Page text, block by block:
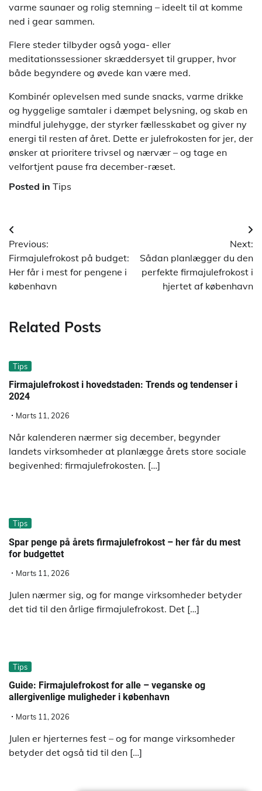
varme saunaer og rolig stemning – ideelt til at komme
ned i gear sammen.
Flere steder tilbyder også yoga- eller
meditationssessioner skræddersyet til grupper, hvor
både begyndere og øvede kan være med.
Kombinér oplevelsen med sunde snacks, varme drikke
og hyggelige samtaler i dæmpet belysning, og skab en
mindful julehygge, der styrker fællesskabet og giver ny
energi til resten af året. Dette er julefrokosten for jer, der
ønsker at prioritere trivsel og nærvær – og tage en
velfortjent pause fra december-ræset.
Posted in Tips
Indlægsnavigation
Previous:
Firmajulefrokost på budget:
Her får i mest for pengene i
københavn
Next:
Sådan planlægger du den
perfekte firmajulefrokost i
hjertet af københavn
Related Posts
Tips
Firmajulefrokost i hovedstaden: Trends og tendenser i
2024
Marts 11, 2026
Når kalenderen nærmer sig december, begynder
landets virksomheder at planlægge årets store sociale
begivenhed: firmajulefrokosten. […]
Tips
Spar penge på årets firmajulefrokost – her får du mest
for budgettet
Marts 11, 2026
Julen nærmer sig, og for mange virksomheder betyder
det tid til den årlige firmajulefrokost. Det […]
Tips
Guide: Firmajulefrokost for alle – veganske og
allergivenlige muligheder i københavn
Marts 11, 2026
Julen er hjerternes fest – og for mange virksomheder
betyder det også tid til den […]